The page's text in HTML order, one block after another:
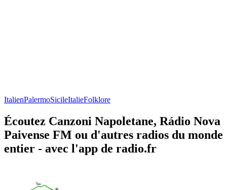
ItalienPalermoSicileItalieFolklore
Écoutez Canzoni Napoletane, Rádio Nova
Paivense FM ou d'autres radios du monde
entier - avec l'app de radio.fr